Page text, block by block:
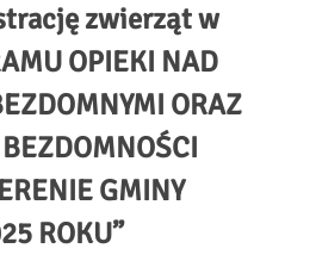
zwierząt w
OPIEKI NAD
ORAZ
GMINY
ROKU”